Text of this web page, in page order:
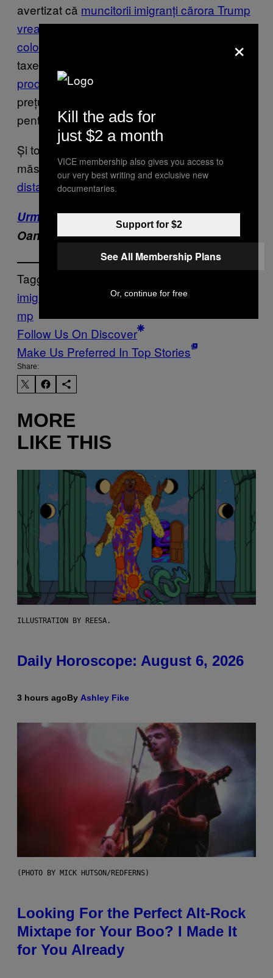
avertizat că muncitorii imigranți cărora Trump
vrea să le interzică accesul alcătuiesc
coloana vertebrală a industriei
, iar experții în
taxe au zis că
produsele mexicane
prețuri mai mari la produsele alimentare
pentru americani.
Și totuși, pentru noua administrație, orice
măsuri care se presupune căîi vor ține la
distanță pe „inamici”
sunt justificate.
Urmărește VICE pe Facebook.Traducere:
Oana Maria Zaharia
Tagged:
imigranti
refugiati Starbucks
mp
Follow Us On Discover
Make Us Preferred In Top Stories
Share:
MORE
LIKE THIS
ILLUSTRATION BY REESA.
Daily Horoscope: August 6, 2026
3 hours agoBy Ashley Fike
(PHOTO BY MICK HUTSON/REDFERNS)
Looking For the Perfect Alt-Rock
Mixtape for Your Boo? I Made It
for You Already
×
Kill the ads for
just $2 a month
VICE membership also gives you access to
our very best writing and exclusive new
documentaries.
Support for $2
See All Membership Plans
Or, continue for free